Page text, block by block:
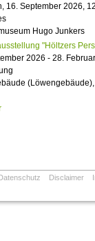
16. September 2026,
Hugo Junkers
"Höltzers
2026 - 28.
Disclaimer